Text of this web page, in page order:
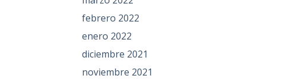
febrero 2022
enero 2022
diciembre 2021
noviembre 2021